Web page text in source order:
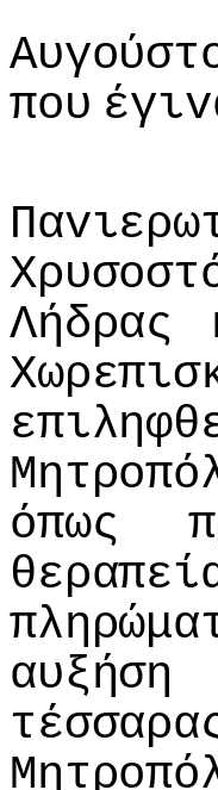
πoυ
Λήδρας
όπως
αυξήση